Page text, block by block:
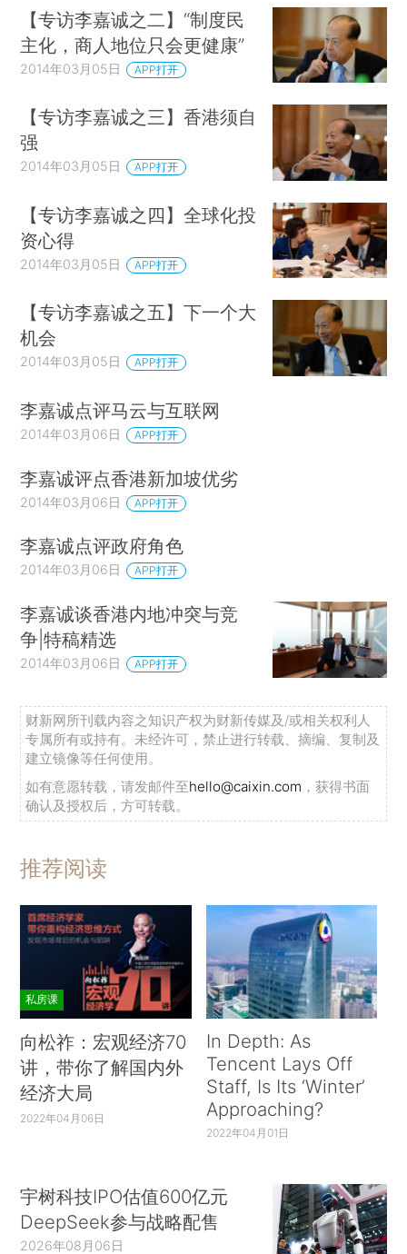
【专访李嘉诚之二】“制度民
主化，商人地位只会更健康”
2014年03月05日 APP打开
【专访李嘉诚之三】香港须自
强
2014年03月05日 APP打开
【专访李嘉诚之四】全球化投
资心得
2014年03月05日 APP打开
【专访李嘉诚之五】下一个大
机会
2014年03月05日 APP打开
李嘉诚点评马云与互联网
2014年03月06日 APP打开
李嘉诚评点香港新加坡优劣
2014年03月06日 APP打开
李嘉诚点评政府角色
2014年03月06日 APP打开
李嘉诚谈香港内地冲突与竞
争|特稿精选
2014年03月06日 APP打开
财新网所刊载内容之知识产权为财新传媒及/或相关权利人
专属所有或持有。未经许可，禁止进行转载、摘编、复制及
建立镜像等任何使用。
如有意愿转载，请发邮件至hello@caixin.com ，获得书面
确认及授权后，方可转载。
推荐阅读
私房课
向松祚：宏观经济70
讲，带你了解国内外
经济大局
2022年04月06日
In Depth: As
Tencent Lays Off
Staff, Is Its ‘Winter’
Approaching?
2022年04月01日
宇树科技IPO估值600亿元
DeepSeek参与战略配售
2026年08月06日